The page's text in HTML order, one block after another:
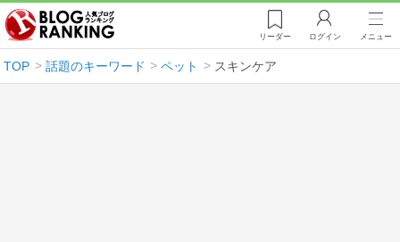
リーダー ログイン メニュー
TOP 話題のキーワード ペット スキンケア